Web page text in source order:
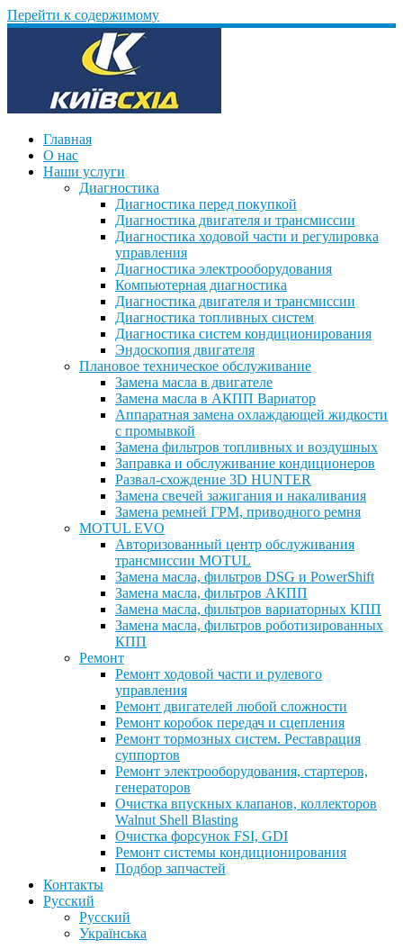
Перейти к содержимому
Главная
О нас
Наши услуги
Диагностика
Диагностика перед покупкой
Диагностика двигателя и трансмиссии
Диагностика ходовой части и регулировка
управления
Диагностика электрооборудования
Компьютерная диагностика
Диагностика двигателя и трансмиссии
Диагностика топливных систем
Диагностика систем кондиционирования
Эндоскопия двигателя
Плановое техническое обслуживание
Замена масла в двигателе
Замена масла в АКПП Вариатор
Аппаратная замена охлаждающей жидкости
с промывкой
Замена фильтров топливных и воздушных
Заправка и обслуживание кондиционеров
Развал-схождение 3D HUNTER
Замена свечей зажигания и накаливания
Замена ремней ГРМ, приводного ремня
MOTUL EVO
Авторизованный центр обслуживания
трансмиссии MOTUL
Замена масла, фильтров DSG и PowerShift
Замена масла, фильтров АКПП
Замена масла, фильтров вариаторных КПП
Замена масла, фильтров роботизированных
КПП
Ремонт
Ремонт ходовой части и рулевого
управления
Ремонт двигателей любой сложности
Ремонт коробок передач и сцепления
Ремонт тормозных систем. Реставрация
суппортов
Ремонт электрооборудования, стартеров,
генераторов
Очистка впускных клапанов, коллекторов
Walnut Shell Blasting
Очистка форсунок FSI, GDI
Ремонт системы кондиционирования
Подбор запчастей
Контакты
Русский
Русский
Українська